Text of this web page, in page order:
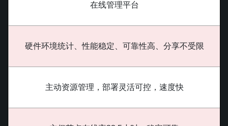
在线管理平台
硬件环境统计、性能稳定、可靠性高、分享不受限
主动资源管理，部署灵活可控，速度快